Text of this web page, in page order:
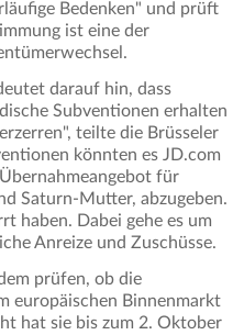
Bedenken" und prüft
ist eine der
darauf hin, dass
Subventionen erhalten
teilte die Brüsseler
könnten es JD.com
für
Saturn-Mutter, abzugeben.
haben. Dabei gehe es um
Anreize und Zuschüsse.
prüfen, ob die
europäischen Binnenmarkt
hat sie bis zum 2. Oktober